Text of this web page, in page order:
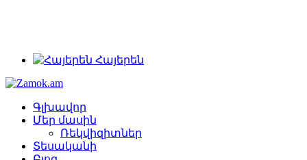
Հայերեն
Գլխավոր
Մեր մասին
Ռեկվիզիտներ
Տեսականի